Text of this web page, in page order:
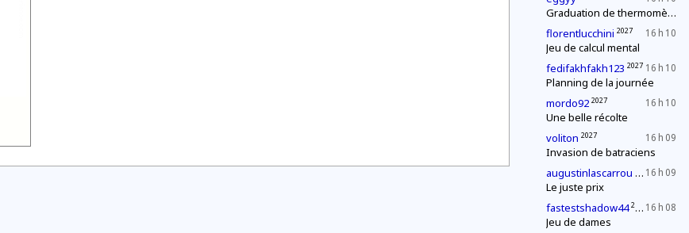
Graduation de thermomètres
16 h 10
florentlucchini 2027
Jeu de calcul mental
16 h 10
fedifakhfakh123 2027
Planning de la journée
16 h 10
mordo92 2027
Une belle récolte
16 h 09
voliton 2027
Invasion de batraciens
16 h 09
augustinlascarrou 2027
Le juste prix
16 h 08
fastestshadow44 2027
Jeu de dames